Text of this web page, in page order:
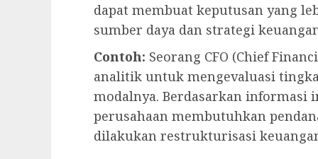
dapat membuat keputusan yang
sumber daya dan strategi
Contoh: Seorang CFO (Chief
analitik untuk mengevaluasi
modalnya. Berdasarkan informasi
perusahaan membutuhkan
dilakukan restrukturisasi